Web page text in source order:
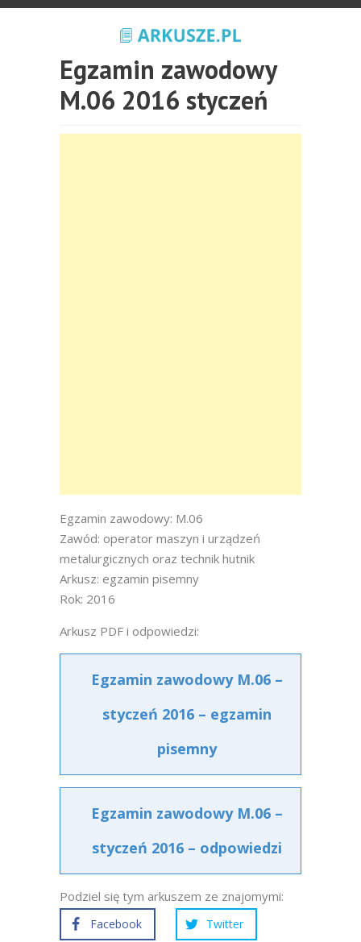
Egzamin zawodowy
M.06 2016 styczeń
Egzamin zawodowy: M.06
Zawód: operator maszyn i urządzeń
metalurgicznych oraz technik hutnik
Arkusz: egzamin pisemny
Rok: 2016
Arkusz PDF i odpowiedzi:
Egzamin zawodowy M.06 –
styczeń 2016 – egzamin
pisemny
Egzamin zawodowy M.06 –
styczeń 2016 – odpowiedzi
Podziel się tym arkuszem ze znajomymi:
Facebook Twitter